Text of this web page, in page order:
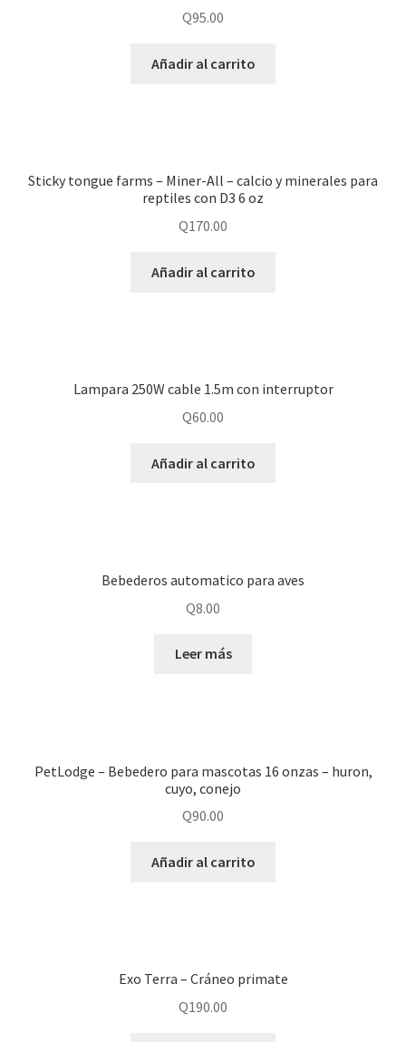
Q95.00
Añadir al carrito
Sticky tongue farms – Miner-All – calcio y minerales para
reptiles con D3 6 oz
Q170.00
Añadir al carrito
Lampara 250W cable 1.5m con interruptor
Q60.00
Añadir al carrito
Bebederos automatico para aves
Q8.00
Leer más
PetLodge – Bebedero para mascotas 16 onzas – huron,
cuyo, conejo
Q90.00
Añadir al carrito
Exo Terra – Cráneo primate
Q190.00